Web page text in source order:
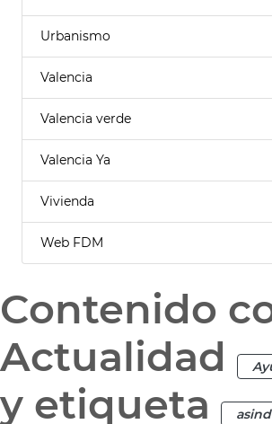
Urbanismo
Valencia
Valencia verde
Valencia Ya
Vivienda
Web FDM
Contenido
Actualidad
y etiqueta